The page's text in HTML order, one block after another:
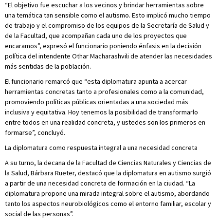
“El objetivo fue escuchar a los vecinos y brindar herramientas sobre
una temática tan sensible como el autismo. Esto implicó mucho tiempo
de trabajo y el compromiso de los equipos de la Secretaría de Salud y
de la Facultad, que acompañan cada uno de los proyectos que
encaramos”, expresó el funcionario poniendo énfasis en la decisión
política del intendente Othar Macharashvili de atender las necesidades
más sentidas de la población.
El funcionario remarcó que “esta diplomatura apunta a acercar
herramientas concretas tanto a profesionales como a la comunidad,
promoviendo políticas públicas orientadas a una sociedad más
inclusiva y equitativa. Hoy tenemos la posibilidad de transformarlo
entre todos en una realidad concreta, y ustedes son los primeros en
formarse”, concluyó.
La diplomatura como respuesta integral a una necesidad concreta
A su turno, la decana de la Facultad de Ciencias Naturales y Ciencias de
la Salud, Bárbara Rueter, destacó que la diplomatura en autismo surgió
a partir de una necesidad concreta de formación en la ciudad. “La
diplomatura propone una mirada integral sobre el autismo, abordando
tanto los aspectos neurobiológicos como el entorno familiar, escolar y
social de las personas”.